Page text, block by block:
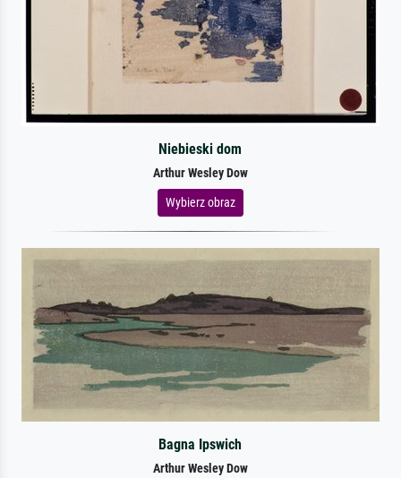
Niebieski dom
Arthur Wesley Dow
Wybierz obraz
Bagna Ipswich
Arthur Wesley Dow